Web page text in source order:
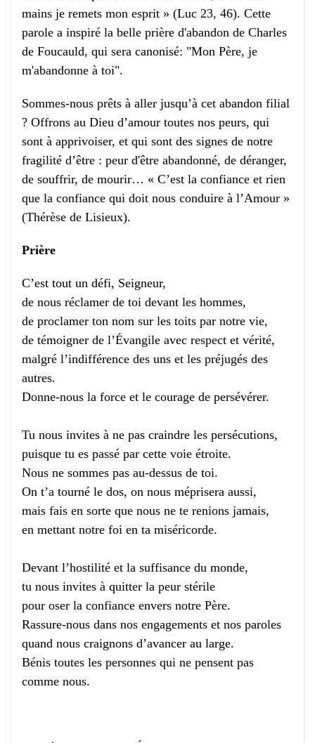
mains je remets mon esprit » (Luc 23, 46). Cette
parole a inspiré la belle prière d'abandon de Charles
de Foucauld, qui sera canonisé: "Mon Père, je
m'abandonne à toi".
Sommes-nous prêts à aller jusqu’à cet abandon filial
? Offrons au Dieu d’amour toutes nos peurs, qui
sont à apprivoiser, et qui sont des signes de notre
fragilité d’être : peur d'être abandonné, de déranger,
de souffrir, de mourir… « C’est la confiance et rien
que la confiance qui doit nous conduire à l’Amour »
(Thérèse de Lisieux).
Prière
C’est tout un défi, Seigneur,
de nous réclamer de toi devant les hommes,
de proclamer ton nom sur les toits par notre vie,
de témoigner de l’Évangile avec respect et vérité,
malgré l’indifférence des uns et les préjugés des
autres.
Donne-nous la force et le courage de persévérer.
Tu nous invites à ne pas craindre les persécutions,
puisque tu es passé par cette voie étroite.
Nous ne sommes pas au-dessus de toi.
On t’a tourné le dos, on nous méprisera aussi,
mais fais en sorte que nous ne te renions jamais,
en mettant notre foi en ta miséricorde.
Devant l’hostilité et la suffisance du monde,
tu nous invites à quitter la peur stérile
pour oser la confiance envers notre Père.
Rassure-nous dans nos engagements et nos paroles
quand nous craignons d’avancer au large.
Bénis toutes les personnes qui ne pensent pas
comme nous.